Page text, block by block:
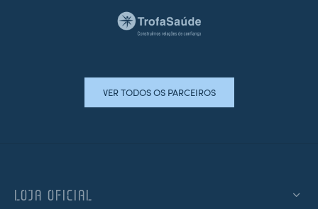
VER TODOS OS PARCEIROS
LOJA OFICIAL